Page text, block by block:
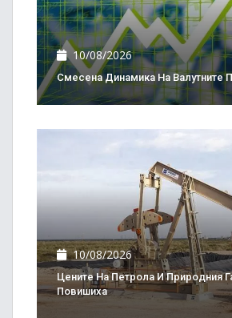
10/08/2026
Смесена Динамика На Валутните
10/08/2026
Цените На Петрола И Природния
Повишиха